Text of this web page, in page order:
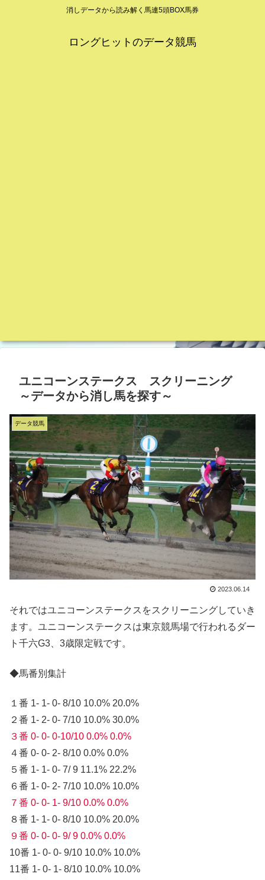
消しデータから読み解く馬連5頭BOX馬券
ロングヒットのデータ競馬
ユニコーンステークス スクリーニング
～データから消し馬を探す～
データ競馬
2023.06.14
それではユニコーンステークスをスクリーニングしていき
ます。ユニコーンステークスは東京競馬場で行われるダー
ト千六G3、3歳限定戦です。
◆馬番別集計
１番 1- 1- 0- 8/10 10.0% 20.0%
２番 1- 2- 0- 7/10 10.0% 30.0%
３番 0- 0- 0-10/10 0.0% 0.0%
４番 0- 0- 2- 8/10 0.0% 0.0%
５番 1- 1- 0- 7/ 9 11.1% 22.2%
６番 1- 0- 2- 7/10 10.0% 10.0%
７番 0- 0- 1- 9/10 0.0% 0.0%
８番 1- 1- 0- 8/10 10.0% 20.0%
９番 0- 0- 0- 9/ 9 0.0% 0.0%
10番 1- 0- 0- 9/10 10.0% 10.0%
11番 1- 0- 1- 8/10 10.0% 10.0%